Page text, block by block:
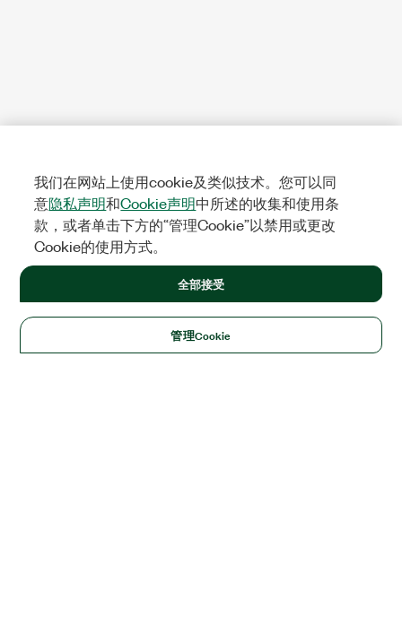
我们在网站上使用cookie及类似技术。您可以同
意隐私声明和Cookie声明中所述的收集和使用条
款，或者单击下方的“管理Cookie”以禁用或更改
Cookie的使用方式。
管理Cookie
全部接受